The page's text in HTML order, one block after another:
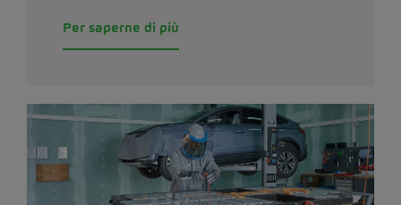
Per saperne di più